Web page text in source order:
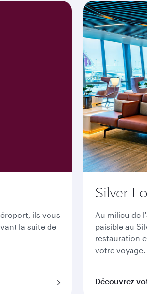
ils vous
la suite de
Silver
Au milieu de
paisible au
restauration
votre voyage.
Découvrez